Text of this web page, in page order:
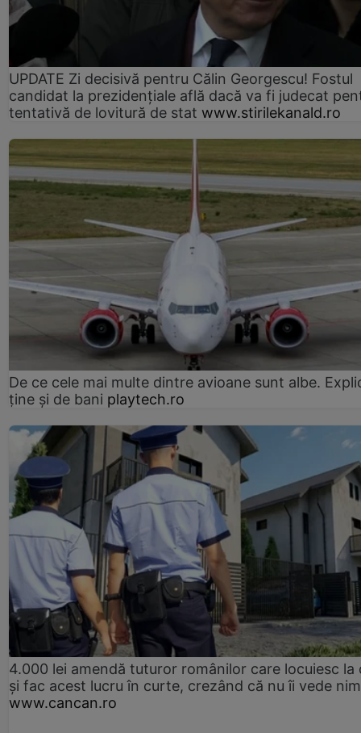
UPDATE Zi decisivă pentru Călin Georgescu! Fostul
candidat la prezidențiale află dacă va fi judecat
tentativă de lovitură de stat www.stirilekanald.ro
De ce cele mai multe dintre avioane sunt albe.
ține și de bani playtech.ro
4.000 lei amendă tuturor românilor care locuiesc la
și fac acest lucru în curte, crezând că nu îi vede
www.cancan.ro